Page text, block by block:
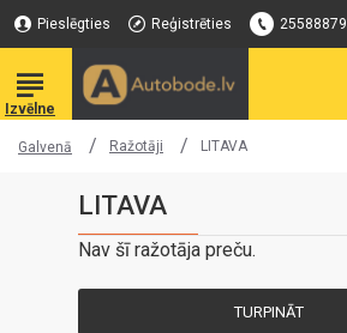
Pieslēgties Reģistrēties 25588879
Galvenā Ražotāji LITAVA
LITAVA
Nav šī ražotāja preču.
TURPINĀT